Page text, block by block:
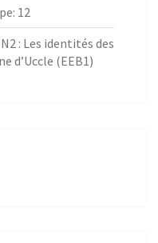
12
: Les identités des
d’Uccle (EEB1)